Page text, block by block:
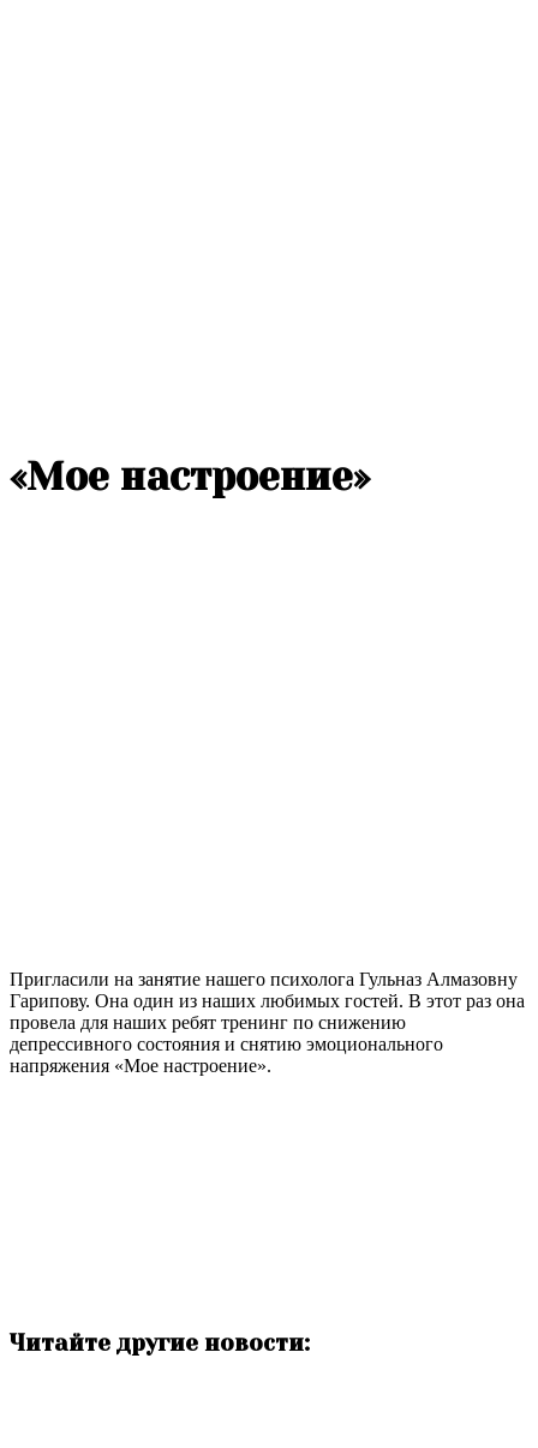
«Мое настроение»
Пригласили на занятие нашего психолога Гульназ Алмазовну
Гарипову. Она один из наших любимых гостей. В этот раз она
провела для наших ребят тренинг по снижению
депрессивного состояния и снятию эмоционального
напряжения «Мое настроение».
Читайте другие новости: